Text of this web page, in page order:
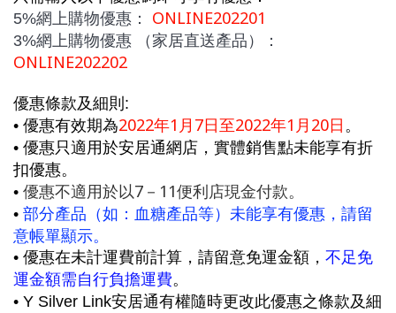
5%網上購物優惠： ONLINE202201
3%網上購物優惠 （家居直送產品）：
ONLINE202202
優惠條款及細則:
• 優惠有效期為2022年1月7日至2022年1月20日 。
• 優惠只適用於安居通網店，實體銷售點未能享有折
扣優惠。
• 優惠不適用於以7－11便利店現金付款。
• 部分產品（如：血糖產品等）未能享有優惠，請留
意帳單顯示。
• 優惠在未計運費前計算，請留意免運金額， 不足免
運金額需自行負擔運費。
• Y Silver Link安居通有權隨時更改此優惠之條款及細